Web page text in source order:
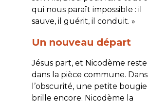
qui nous paraît impossible : il
sauve, il guérit, il conduit. »
Un nouveau départ
Jésus part, et Nicodème reste
dans la pièce commune. Dans
l’obscurité, une petite bougie
brille encore. Nicodème la